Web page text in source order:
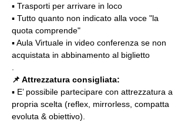
▪️ Trasporti per arrivare in loco
▪️ Tutto quanto non indicato alla voce "la
quota comprende"
▪️ Aula Virtuale in video conferenza se non
acquistata in abbinamento al biglietto
📌 Attrezzatura consigliata:
▪️ E’ possibile partecipare con attrezzatura a
propria scelta (reflex, mirrorless, compatta
evoluta & obiettivo).